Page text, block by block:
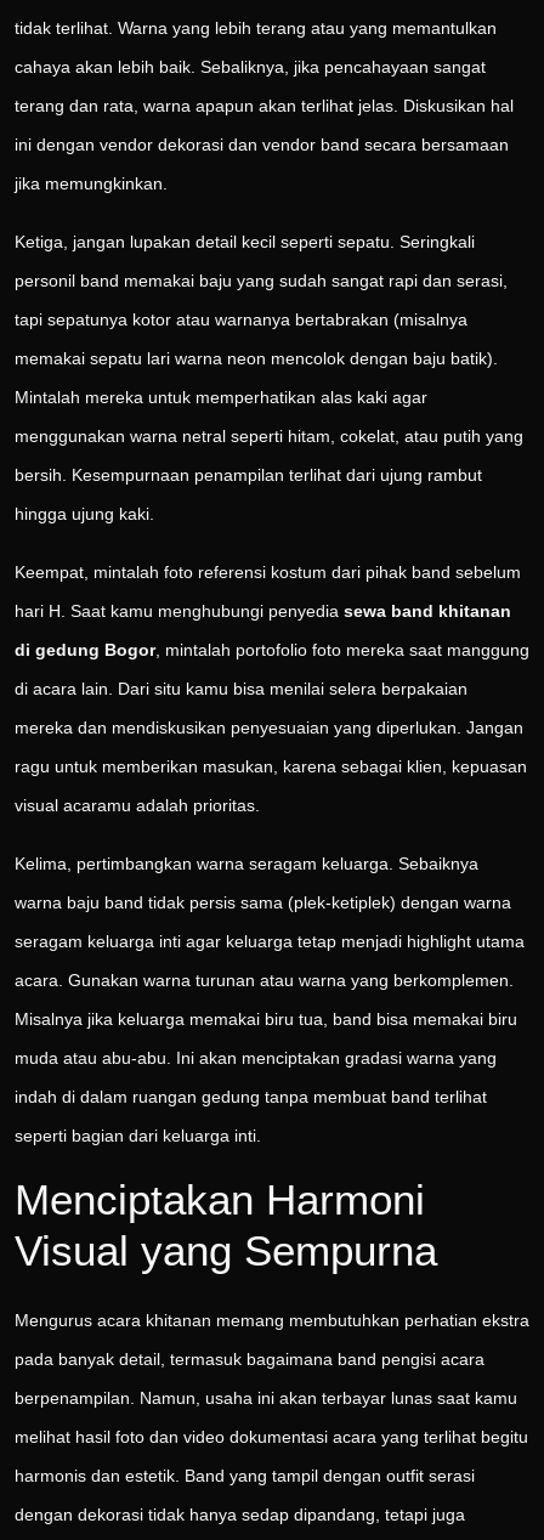
tidak terlihat. Warna yang lebih terang atau yang memantulkan
cahaya akan lebih baik. Sebaliknya, jika pencahayaan sangat
terang dan rata, warna apapun akan terlihat jelas. Diskusikan hal
ini dengan vendor dekorasi dan vendor band secara bersamaan
jika memungkinkan.
Ketiga, jangan lupakan detail kecil seperti sepatu. Seringkali
personil band memakai baju yang sudah sangat rapi dan serasi,
tapi sepatunya kotor atau warnanya bertabrakan (misalnya
memakai sepatu lari warna neon mencolok dengan baju batik).
Mintalah mereka untuk memperhatikan alas kaki agar
menggunakan warna netral seperti hitam, cokelat, atau putih yang
bersih. Kesempurnaan penampilan terlihat dari ujung rambut
hingga ujung kaki.
Keempat, mintalah foto referensi kostum dari pihak band sebelum
hari H. Saat kamu menghubungi penyedia sewa band khitanan
di gedung Bogor, mintalah portofolio foto mereka saat manggung
di acara lain. Dari situ kamu bisa menilai selera berpakaian
mereka dan mendiskusikan penyesuaian yang diperlukan. Jangan
ragu untuk memberikan masukan, karena sebagai klien, kepuasan
visual acaramu adalah prioritas.
Kelima, pertimbangkan warna seragam keluarga. Sebaiknya
warna baju band tidak persis sama (plek-ketiplek) dengan warna
seragam keluarga inti agar keluarga tetap menjadi highlight utama
acara. Gunakan warna turunan atau warna yang berkomplemen.
Misalnya jika keluarga memakai biru tua, band bisa memakai biru
muda atau abu-abu. Ini akan menciptakan gradasi warna yang
indah di dalam ruangan gedung tanpa membuat band terlihat
seperti bagian dari keluarga inti.
Menciptakan Harmoni
Visual yang Sempurna
Mengurus acara khitanan memang membutuhkan perhatian ekstra
pada banyak detail, termasuk bagaimana band pengisi acara
berpenampilan. Namun, usaha ini akan terbayar lunas saat kamu
melihat hasil foto dan video dokumentasi acara yang terlihat begitu
harmonis dan estetik. Band yang tampil dengan outfit serasi
dengan dekorasi tidak hanya sedap dipandang, tetapi juga